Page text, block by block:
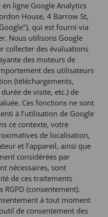
en ligne Google Analytics
House, 4 Barrow St,
qui est fourni via
Nous utilisons Google
collecter des évaluations
des moteurs de
des utilisateurs
(téléchargements,
de visite, etc.) de
Ces fonctions ne sont
à l’utilisation de Google
ce contexte, votre
de localisation,
et l’appareil, ainsi que
considérées par
nécessaires, sont
de ces traitements
RGPD (consentement).
à tout moment
de consentement des